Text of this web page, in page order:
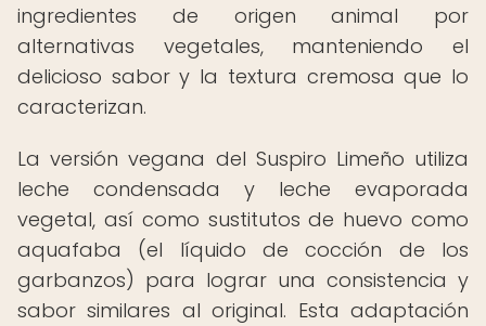
ingredientes de origen animal por
alternativas vegetales, manteniendo el
delicioso sabor y la textura cremosa que lo
caracterizan.
La versión vegana del Suspiro Limeño utiliza
leche condensada y leche evaporada
vegetal, así como sustitutos de huevo como
aquafaba (el líquido de cocción de los
garbanzos) para lograr una consistencia y
sabor similares al original. Esta adaptación